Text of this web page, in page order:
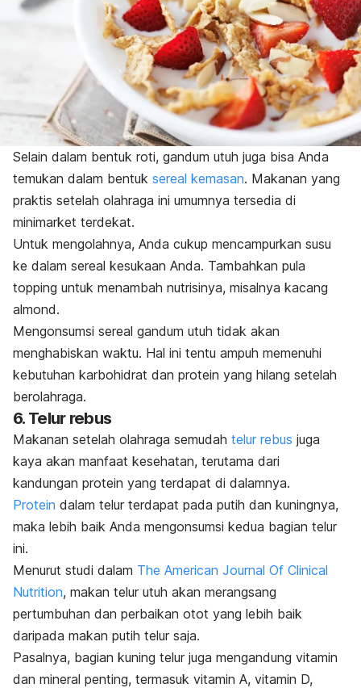
Selain dalam bentuk roti, gandum utuh juga bisa Anda
temukan dalam bentuk sereal kemasan. Makanan yang
praktis setelah olahraga ini umumnya tersedia di
minimarket terdekat.
Untuk mengolahnya, Anda cukup mencampurkan susu
ke dalam sereal kesukaan Anda. Tambahkan pula
topping untuk menambah nutrisinya, misalnya kacang
almond.
Mengonsumsi sereal gandum utuh tidak akan
menghabiskan waktu. Hal ini tentu ampuh memenuhi
kebutuhan karbohidrat dan protein yang hilang setelah
berolahraga.
6. Telur rebus
Makanan setelah olahraga semudah telur rebus juga
kaya akan manfaat kesehatan, terutama dari
kandungan protein yang terdapat di dalamnya.
Protein dalam telur terdapat pada putih dan kuningnya,
maka lebih baik Anda mengonsumsi kedua bagian telur
ini.
Menurut studi dalam The American Journal Of Clinical
Nutrition, makan telur utuh akan merangsang
pertumbuhan dan perbaikan otot yang lebih baik
daripada makan putih telur saja.
Pasalnya, bagian kuning telur juga mengandung vitamin
dan mineral penting, termasuk vitamin A, vitamin D,